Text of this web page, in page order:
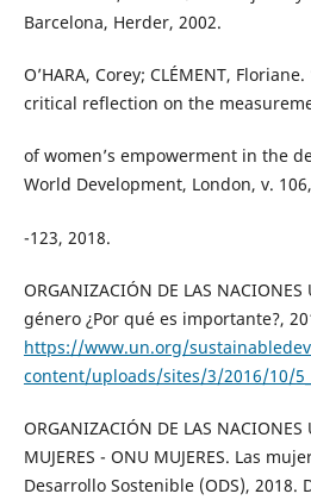
Barcelona, Herder, 2002.
O’HARA, Corey; CLÉMENT,
critical reflection on the
of women’s empowerment in the
World Development, London, v.
-123, 2018.
ORGANIZACIÓN DE LAS
género ¿Por qué es importante?,
https://www.un.org/
content/uploads/sites/3/2016/10/
ORGANIZACIÓN DE LAS NACIONES
MUJERES - ONU MUJERES. Las
Desarrollo Sostenible (ODS), 2018.